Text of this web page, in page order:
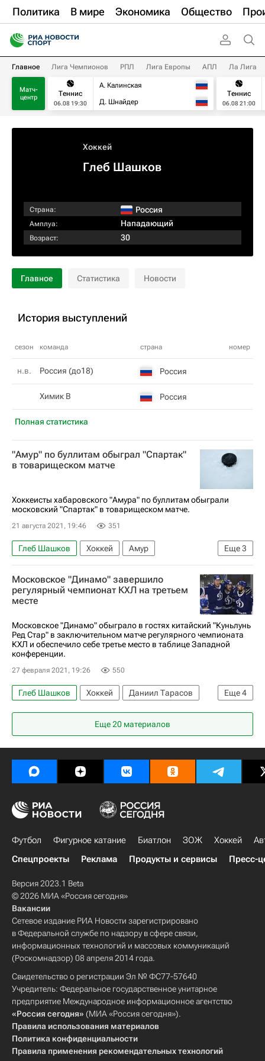
Политика В мире Экономика Общество
Главное Лига Чемпионов РПЛ Лига Европы АПЛ Ла Лига
Матч-
центр
Теннис
06.08 19:30
А. Калинская
Д. Шнайдер
Теннис
06.08 21:00
Хоккей
Глеб Шашков
Страна: Россия
Амплуа: Нападающий
Возраст: 30
Главное Статистика Новости
История выступлений
сезон команда страна номер
Полная статистика
н.в. Россия (до18) Россия
Химик В Россия
"Амур" по буллитам обыграл "Спартак"
в товарищеском матче
Хоккеисты хабаровского "Амура" по буллитам обыграли
московский "Спартак" в товарищеском матче.
21 августа 2021, 19:46 351
Еще3
Глеб Шашков Хоккей
Амур
ХК Спартак (Москва)
Владимир Бутузов
Александр Хохлачёв
Московское "Динамо" завершило
регулярный чемпионат КХЛ на третьем
месте
Московское "Динамо" обыграло в гостях китайский "Куньлунь
Ред Стар" в заключительном матче регулярного чемпионата
КХЛ и обеспечило себе третье место в таблице Западной
конференции.
27 февраля 2021, 19:26 550
Еще4
Глеб Шашков Хоккей
Даниил Тарасов
Регулярный чемпионат КХЛ
Шанхайские драконы
ХК Динамо (Москва)
Иван Игумнов
Еще 20 материалов
Футбол Фигурное катание Биатлон ЗОЖ Хоккей
Спецпроекты
Реклама Продукты и сервисы Пресс-
Версия 2023.1 Beta
© 2026 МИА «Россия сегодня»
Вакансии
Сетевое издание РИА Новости зарегистрировано
в Федеральной службе по надзору в сфере связи,
информационных технологий и массовых коммуникаций
(Роскомнадзор) 08 апреля 2014 года.
Свидетельство о регистрации Эл № ФС77-57640
Учредитель: Федеральное государственное унитарное
предприятие Международное информационное агентство
«Россия сегодня» (МИА «Россия сегодня»).
Правила использования материалов
Политика конфиденциальности
Правила применения рекомендательных технологий